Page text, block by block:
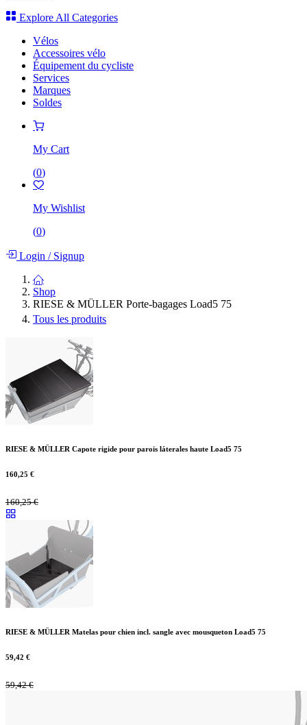
Explore All Categories
Vélos
Accessoires vélo
Équipement du cycliste
Services
Marques
Soldes
My Cart
(0)
My Wishlist
(0)
Login /Signup
Shop
RIESE & MÜLLER Porte-bagages Load5 75
Tous les produits
RIESE & MÜLLER Capote rigide pour parois láterales haute Load5 75
160,25 €
160,25€
RIESE & MÜLLER Matelas pour chien incl. sangle avec mousqueton Load5 75
59,42 €
59,42€